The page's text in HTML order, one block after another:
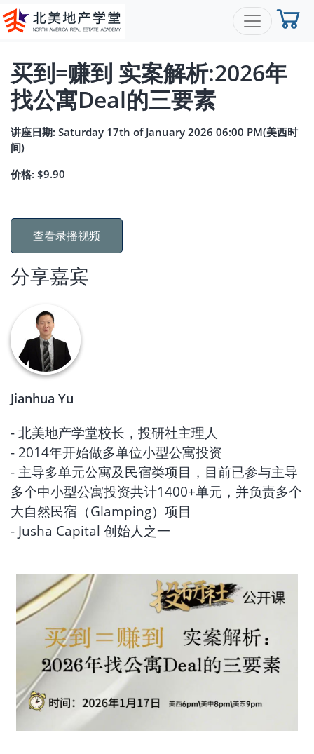
买到=赚到 实案解析:2026年
找公寓Deal的三要素
讲座日期: Saturday 17th of January 2026 06:00 PM(美西时
间)
价格: $9.90
查看录播视频
分享嘉宾
Jianhua Yu
- 北美地产学堂校长，投研社主理人
- 2014年开始做多单位小型公寓投资
- 主导多单元公寓及民宿类项目，目前已参与主导
多个中小型公寓投资共计1400+单元，并负责多个
大自然民宿（Glamping）项目
- Jusha Capital 创始人之一